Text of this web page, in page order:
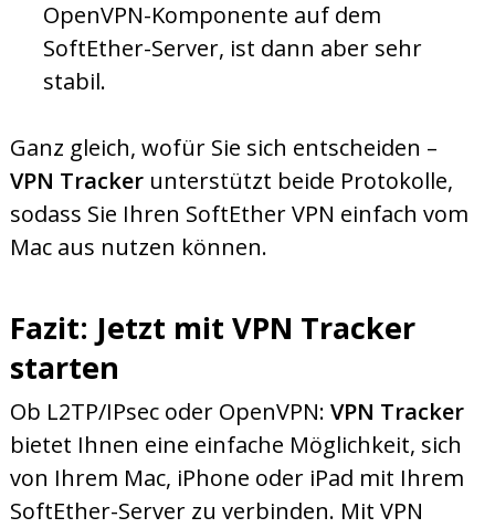
OpenVPN-Komponente auf dem
SoftEther-Server, ist dann aber sehr
stabil.
Ganz gleich, wofür Sie sich entscheiden –
VPN Tracker unterstützt beide Protokolle,
sodass Sie Ihren SoftEther VPN einfach vom
Mac aus nutzen können.
Fazit: Jetzt mit VPN Tracker
starten
Ob L2TP/IPsec oder OpenVPN:VPN Tracker
bietet Ihnen eine einfache Möglichkeit, sich
von Ihrem Mac, iPhone oder iPad mit Ihrem
SoftEther-Server zu verbinden. Mit VPN